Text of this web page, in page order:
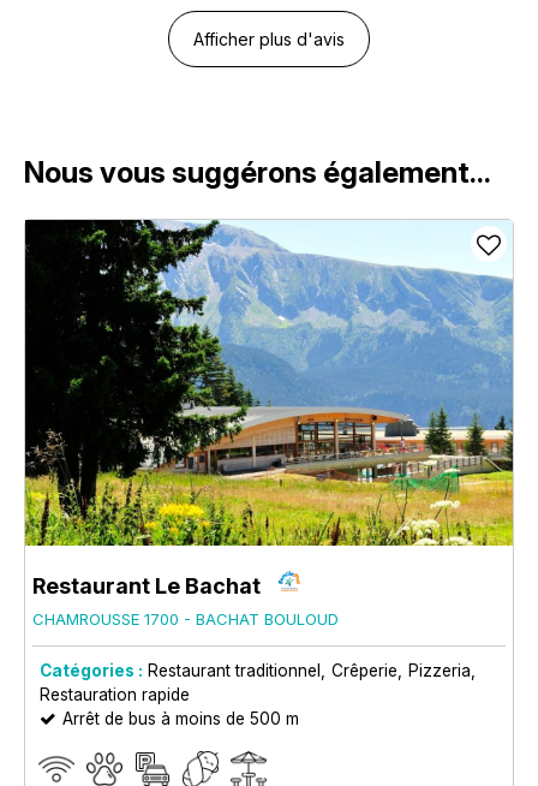
Afficher plus d'avis
Nous vous suggérons également...
Restaurant Le Bachat
CHAMROUSSE 1700 - BACHAT BOULOUD
Catégories : Restaurant traditionnel Crêperie
Pizzeria
Restauration rapide
Arrêt de bus à moins de 500 m